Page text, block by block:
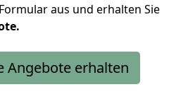
aus und erhalten Sie
Angebote erhalten